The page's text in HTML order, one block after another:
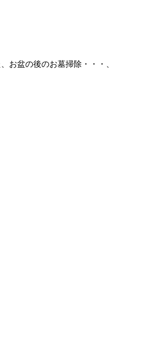
、お盆の後のお墓掃除・・・、